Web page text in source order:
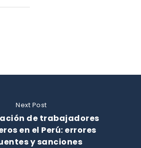
Next Post
de trabajadores
en el Perú: errores
y sanciones